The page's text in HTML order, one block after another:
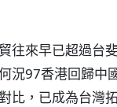
往來早已超過台
況97香港回歸中
比，已成為台灣